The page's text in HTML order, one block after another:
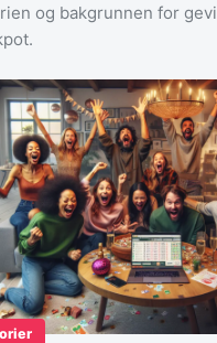
og bakgrunnen for